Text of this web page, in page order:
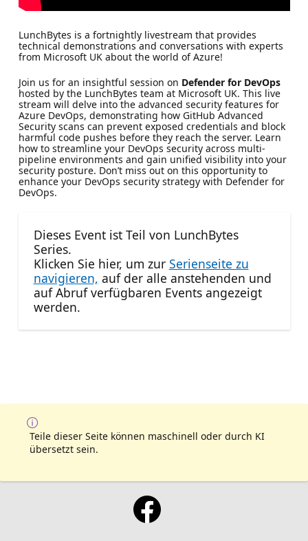
LunchBytes is a fortnightly livestream that provides
technical demonstrations and conversations with experts
from Microsoft UK about the world of Azure!
Join us for an insightful session on Defender for DevOps
hosted by the LunchBytes team at Microsoft UK. This live
stream will delve into the advanced security features for
Azure DevOps, demonstrating how GitHub Advanced
Security scans can prevent exposed credentials and block
harmful code pushes before they reach the server. Learn
how to streamline your DevOps security across multi-
pipeline environments and gain unified visibility into your
security posture. Don’t miss out on this opportunity to
enhance your DevOps security strategy with Defender for
DevOps.
Dieses Event ist Teil von LunchBytes
Series.
Klicken Sie hier, um zur Serienseite zu
navigieren, auf der alle anstehenden und
auf Abruf verfügbaren Events angezeigt
werden.
Teile dieser Seite können maschinell oder durch KI
übersetzt sein.